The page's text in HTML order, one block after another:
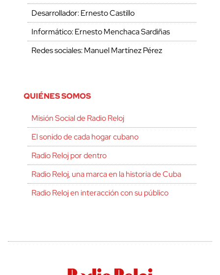
Desarrollador: Ernesto Castillo
Informático: Ernesto Menchaca Sardiñas
Redes sociales: Manuel Martínez Pérez
QUIÉNES SOMOS
Misión Social de Radio Reloj
El sonido de cada hogar cubano
Radio Reloj por dentro
Radio Reloj, una marca en la historia de Cuba
Radio Reloj en interacción con su público